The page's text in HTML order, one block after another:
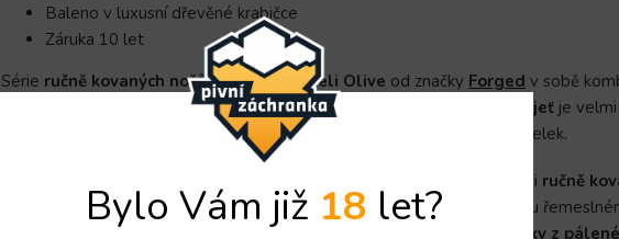
Baleno v luxusní dřevěné krabičce
Záruka 10 let
Série ručně kovaných nožů z japonské oceli Olive od značky Forged v sobě
eleganci a styl, který jí dodáváolivové dřevo Zaoblená dřevěná rukojeť je
Upevnění čepele na konci rukojeti je vyvážené a nůž působí jako jeden celek.
představuje speciální a nápaditou kolekci ručně
japonské oceli. Díky kvalitnímu provedení, krásnému balení a tradičnímu
srdce milovníka nožů. Nože jsou zabalené do elegantní
dárkové krabičky z
Bylo Vám již 18 let?